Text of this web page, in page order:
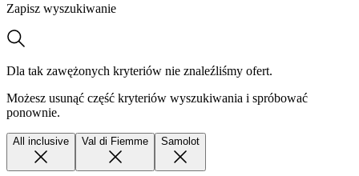
Zapisz wyszukiwanie
Dla tak zawężonych kryteriów nie znaleźliśmy ofert.
Możesz usunąć część kryteriów wyszukiwania i spróbować
ponownie.
All inclusive Val di Fiemme Samolot